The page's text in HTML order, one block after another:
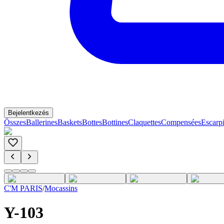
Bejelentkezés
ÖsszesBallerinesBasketsBottesBottinesClaquettesCompensées
C'M PARIS/Mocassins
Y-103